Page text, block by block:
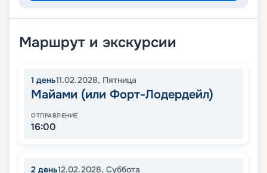
Маршрут и экскурсии
1 день11.02.2028, Пятница
Майами (или Форт-Лодердейл)
ОТПРАВЛЕНИЕ
16:00
2 день12.02.2028, Суббота